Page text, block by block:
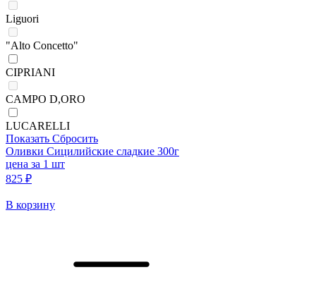
Liguori
"Alto Concetto"
CIPRIANI
CAMPO D,ORO
LUCARELLI
Показать Сбросить
Оливки Сицилийские сладкие 300г
цена за 1 шт
825 ₽
В корзину